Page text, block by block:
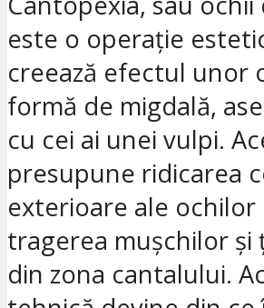
este o operație
creează efectul unor
formă de migdală,
cu cei ai unei vulpi.
presupune ridicarea
exterioare ale ochilor
tragerea mușchilor
din zona cantalului.